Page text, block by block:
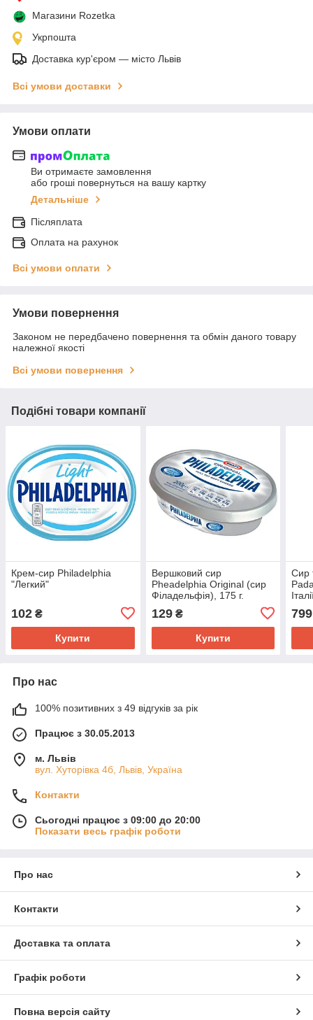
Магазини Rozetka
Укрпошта
Доставка кур'єром — місто Львів
Всі умови доставки
Умови оплати
Ви отримаєте замовлення
або гроші повернуться на вашу картку
Детальніше
Післяплата
Оплата на рахунок
Всі умови оплати
Умови повернення
Законом не передбачено повернення та обмін даного товару
належної якості
Всі умови повернення
Подібні товари компанії
Крем-сир Philadelphia
"Легкий"
102 ₴
Купити
Вершковий сир
Pheadelphia Original (сир
Філадельфія), 175 г.
129₴
Купити
Сир
799
Про нас
100% позитивних з 49 відгуків за рік
Працює з 30.05.2013
м. Львів
вул. Хуторівка 4б, Львів, Україна
Контакти
Сьогодні працює з 09:00 до 20:00
Показати весь графік роботи
Про нас
Контакти
Доставка та оплата
Графік роботи
Повна версія сайту